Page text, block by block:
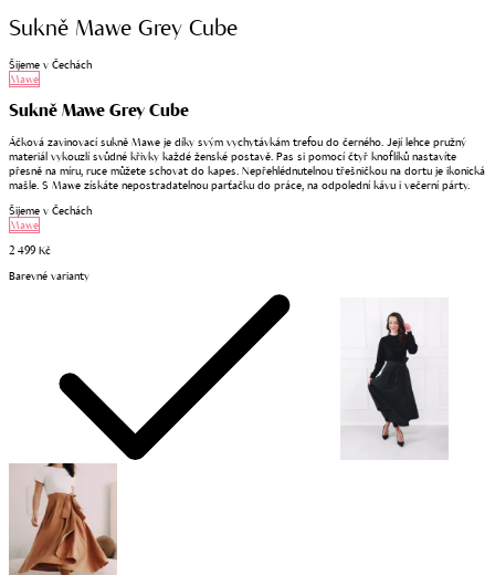
Sukně Mawe Grey Cube
Šijeme v Čechách
Mawe
Sukně Mawe Grey Cube
Áčková zavinovací sukně Mawe je díky svým vychytávkám trefou do černého. Její lehce pružný
materiál vykouzlí svůdné křivky každé ženské postavě. Pas si pomocí čtyř knoflíků nastavíte
přesně na míru, ruce můžete schovat do kapes. Nepřehlédnutelnou třešničkou na dortu je ikonická
mašle. S Mawe získáte nepostradatelnou parťačku do práce, na odpolední kávu i večerní párty.
Šijeme v Čechách
Mawe
2 499 Kč
Barevné varianty